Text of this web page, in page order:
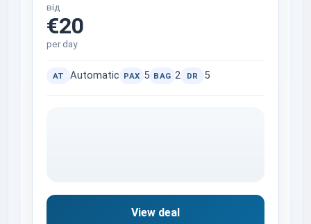
від
€20
per day
AT Automatic PAX 5 BAG 2 DR 5
View deal